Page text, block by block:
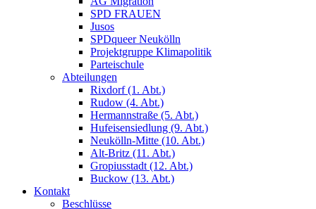
SPD FRAUEN
Jusos
SPDqueer Neukölln
Projektgruppe Klimapolitik
Parteischule
Abteilungen
Rixdorf (1. Abt.)
Rudow (4. Abt.)
Hermannstraße (5. Abt.)
Hufeisensiedlung (9. Abt.)
Neukölln-Mitte (10. Abt.)
Alt-Britz (11. Abt.)
Gropiusstadt (12. Abt.)
Buckow (13. Abt.)
Kontakt
Beschlüsse